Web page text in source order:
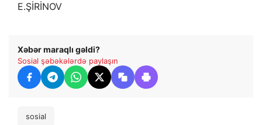
E.ŞİRİNOV
Xəbər maraqlı gəldi?
Sosial şəbəkələrdə paylaşın
sosial